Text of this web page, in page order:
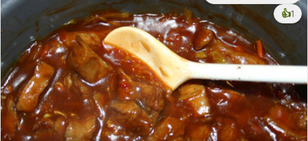
👍1